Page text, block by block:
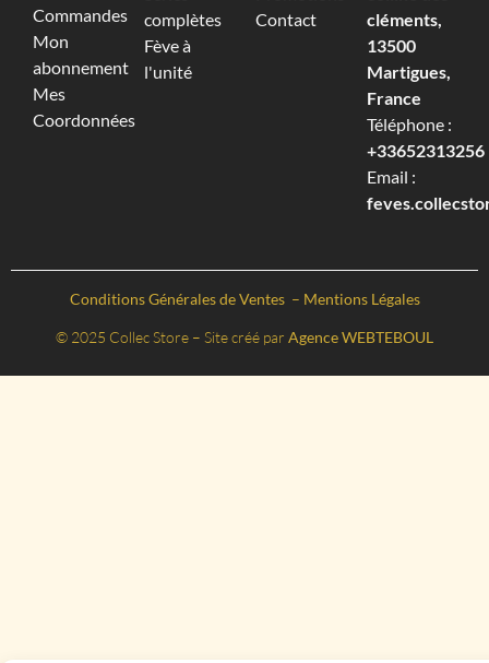
Commandes
Mon
abonnement
Mes
Coordonnées
complètes
Fève à
l'unité
Contact
cléments,
13500
Martigues,
France
Téléphone :
+33652313256‬
Email :
Conditions Générales de Ventes – Mentions Légales
© 2025 Collec Store – Site créé par Agence WEBTEBOUL